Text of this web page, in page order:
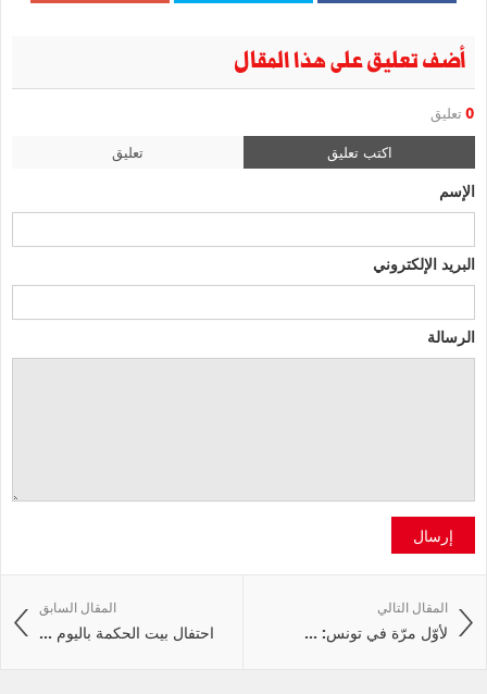
أضف تعليق على هذا المقال
0 تعليق
اكتب تعليق تعليق
الإسم
البريد الإلكتروني
الرسالة
إرسال
المقال السابق
احتفال بيت الحكمة باليوم ...
المقال التالي
لأوّل مرّة في تونس: ...